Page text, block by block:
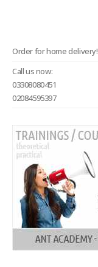
Order for home delivery!
Call us now:
03308080451
02084595397